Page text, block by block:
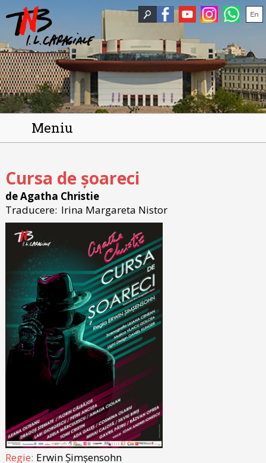
Meniu
Cursa de șoareci
de Agatha Christie
Traducere: Irina Margareta Nistor
Regie: Erwin Șimșensohn